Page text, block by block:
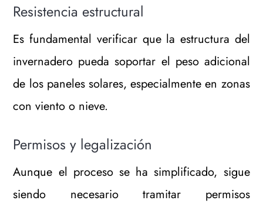
Resistencia estructural
Es fundamental verificar que la estructura del
invernadero pueda soportar el peso adicional
de los paneles solares, especialmente en zonas
con viento o nieve.
Permisos y legalización
Aunque el proceso se ha simplificado, sigue
siendo necesario tramitar permisos